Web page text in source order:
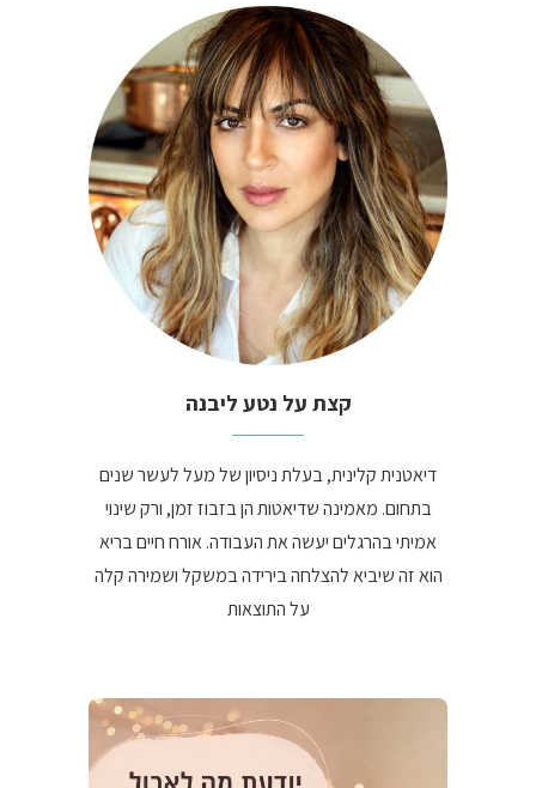
קצת על נטע ליבנה
דיאטנית קלינית, בעלת ניסיון של מעל לעשר שנים
בתחום. מאמינה שדיאטות הן בזבוז זמן, ורק שינוי
אמיתי בהרגלים יעשה את העבודה. אורח חיים בריא
הוא זה שיביא להצלחה בירידה במשקל ושמירה קלה
על התוצאות